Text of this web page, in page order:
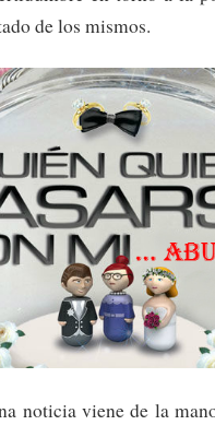
de los mismos.
noticia viene de la